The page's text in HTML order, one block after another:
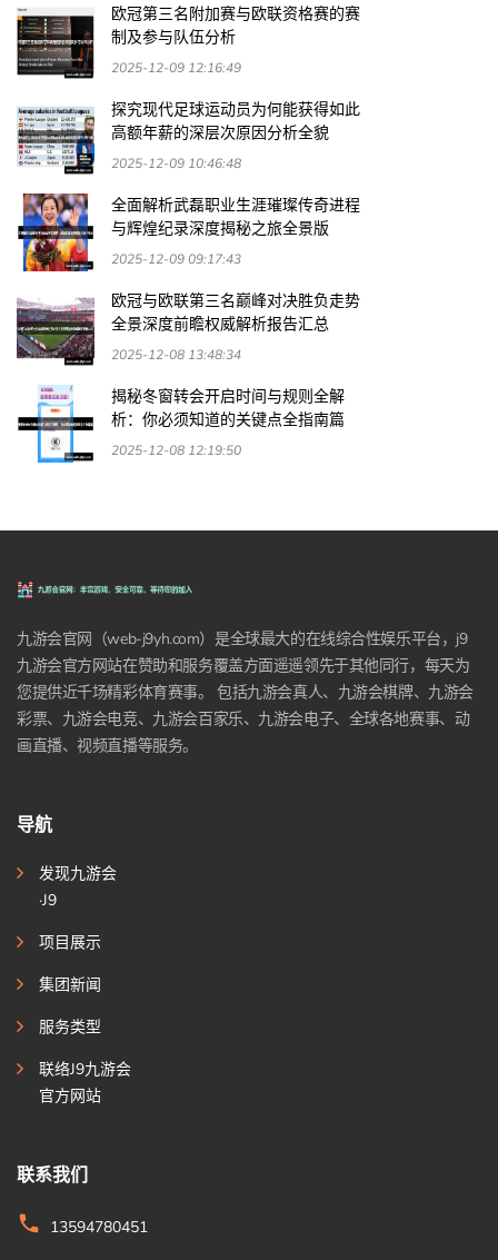
欧冠第三名附加赛与欧联资格赛的赛
制及参与队伍分析
2025-12-09 12:16:49
探究现代足球运动员为何能获得如此
高额年薪的深层次原因分析全貌
2025-12-09 10:46:48
全面解析武磊职业生涯璀璨传奇进程
与辉煌纪录深度揭秘之旅全景版
2025-12-09 09:17:43
欧冠与欧联第三名巅峰对决胜负走势
全景深度前瞻权威解析报告汇总
2025-12-08 13:48:34
揭秘冬窗转会开启时间与规则全解
析：你必须知道的关键点全指南篇
2025-12-08 12:19:50
九游会官网（web-j9yh.com）是全球最大的在线综合性娱乐平台，j9
九游会官方网站在赞助和服务覆盖方面遥遥领先于其他同行，每天为
您提供近千场精彩体育赛事。 包括九游会真人、九游会棋牌、九游会
彩票、九游会电竞、九游会百家乐、九游会电子、全球各地赛事、动
画直播、视频直播等服务。
导航
发现九游会
·J9
项目展示
集团新闻
服务类型
联络J9九游会
官方网站
联系我们
13594780451